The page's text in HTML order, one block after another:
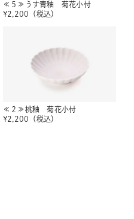
≪５≫うす青釉 菊花小付
¥2,200 （税込）
≪２≫桃釉 菊花小付
¥2,200 （税込）